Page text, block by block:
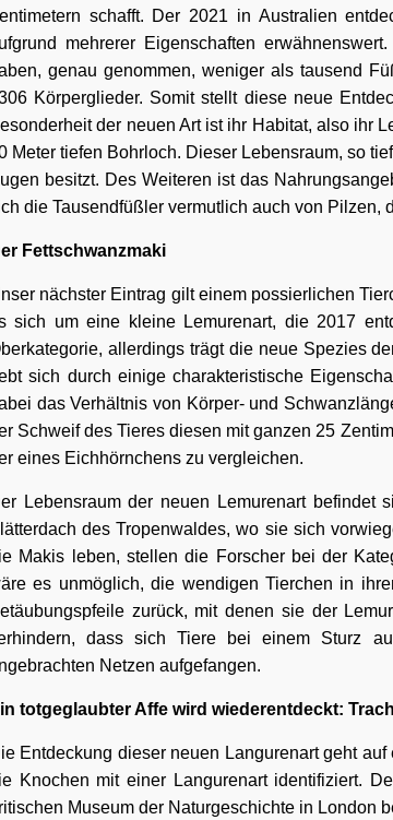
schafft. Der 2021 in Australien
mehrerer Eigenschaften
genau genommen, weniger als tausend
Körperglieder. Somit stellt diese neue
der neuen Art ist ihr Habitat, also ihr
Meter tiefen Bohrloch. Dieser Lebensraum, so
besitzt. Des Weiteren ist das
die Tausendfüßler vermutlich auch von Pilzen,
Fettschwanzmaki
nächster Eintrag gilt einem possierlichen
sich um eine kleine Lemurenart, die 2017
allerdings trägt die neue Spezies
sich durch einige charakteristische
das Verhältnis von Körper- und
Schweif des Tieres diesen mit ganzen 25
eines Eichhörnchens zu vergleichen.
Lebensraum der neuen Lemurenart befindet
des Tropenwaldes, wo sie sich
Makis leben, stellen die Forscher bei der
es unmöglich, die wendigen Tierchen in
zurück, mit denen sie der
dass sich Tiere bei einem Sturz
Netzen aufgefangen.
totgeglaubter Affe wird wiederentdeckt:
Entdeckung dieser neuen Langurenart geht
Knochen mit einer Langurenart identifiziert.
Museum der Naturgeschichte in London